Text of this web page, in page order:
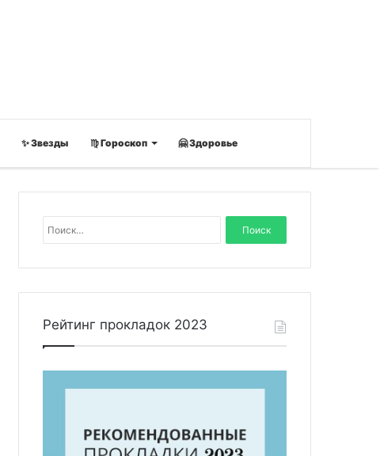
✨ Звезды ♍ Гороскоп 🤗 Здоровье
а
и
Рейтинг прокладок 2023